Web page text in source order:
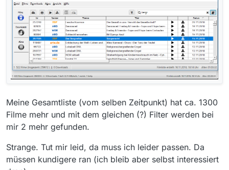
Meine Gesamtliste (vom selben Zeitpunkt) hat ca. 1300
Filme mehr und mit dem gleichen (?) Filter werden bei
mir 2 mehr gefunden.
Strange. Tut mir leid, da muss ich leider passen. Da
müssen kundigere ran (ich bleib aber selbst interessiert